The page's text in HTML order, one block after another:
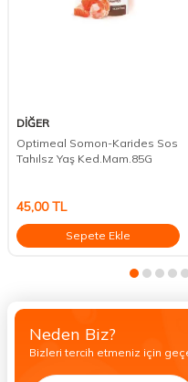
DİĞER
Optimeal Somon-Karides Sos
Tahılsz Yaş Ked.Mam.85G
45,00TL
Sepete Ekle
Neden Biz?
Bizleri tercih etmeniz için